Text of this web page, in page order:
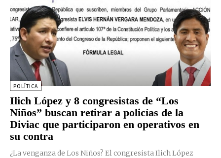
POLÍTICA
Ilich López y 8 congresistas de “Los
Niños” buscan retirar a policías de la
Diviac que participaron en operativos en
su contra
¿La venganza de Los Niños? El congresista Ilich López